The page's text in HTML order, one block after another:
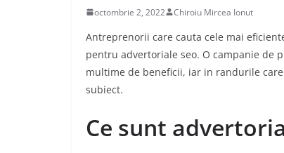
octombrie 2, 2022 Chiroiu Mircea Ionut
Antreprenorii care cauta cele mai
pentru advertoriale seo. O campanie de
multime de beneficii, iar in randurile
subiect.
Ce sunt